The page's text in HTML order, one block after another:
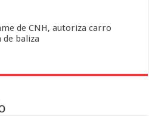
de CNH, autoriza carro
baliza